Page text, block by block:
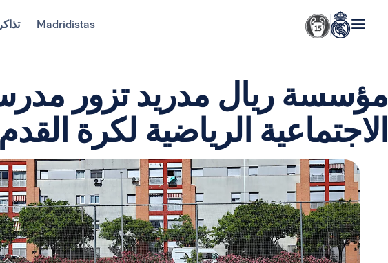
Madridistas تذاكر
مؤسسة ريال مدريد تزور
الاجتماعية الرياضية لكرة